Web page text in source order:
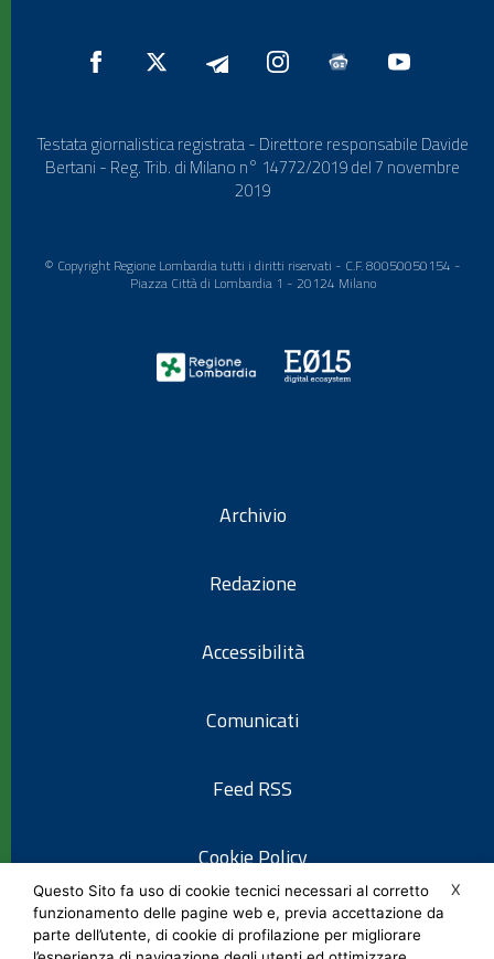
Testata giornalistica registrata - Direttore responsabile Davide
Bertani - Reg. Trib. di Milano n° 14772/2019 del 7 novembre
2019
© Copyright Regione Lombardia tutti i diritti riservati - C.F. 80050050154 -
Piazza Città di Lombardia 1 - 20124 Milano
Archivio
Redazione
Accessibilità
Comunicati
Feed RSS
Cookie Policy
Informativa privacy
X
Questo Sito fa uso di cookie tecnici necessari al corretto
funzionamento delle pagine web e, previa accettazione da
parte dell’utente, di cookie di profilazione per migliorare